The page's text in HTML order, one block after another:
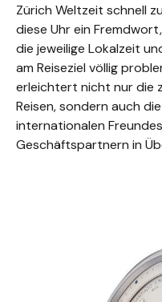
Zürich Weltzeit schnell
diese Uhr ein
die jeweilige Lokalzeit
am Reiseziel völlig
erleichtert nicht nur die
Reisen, sondern auch
internationalen
Geschäftspartnern in